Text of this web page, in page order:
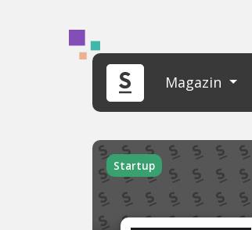
Magazin
Startup